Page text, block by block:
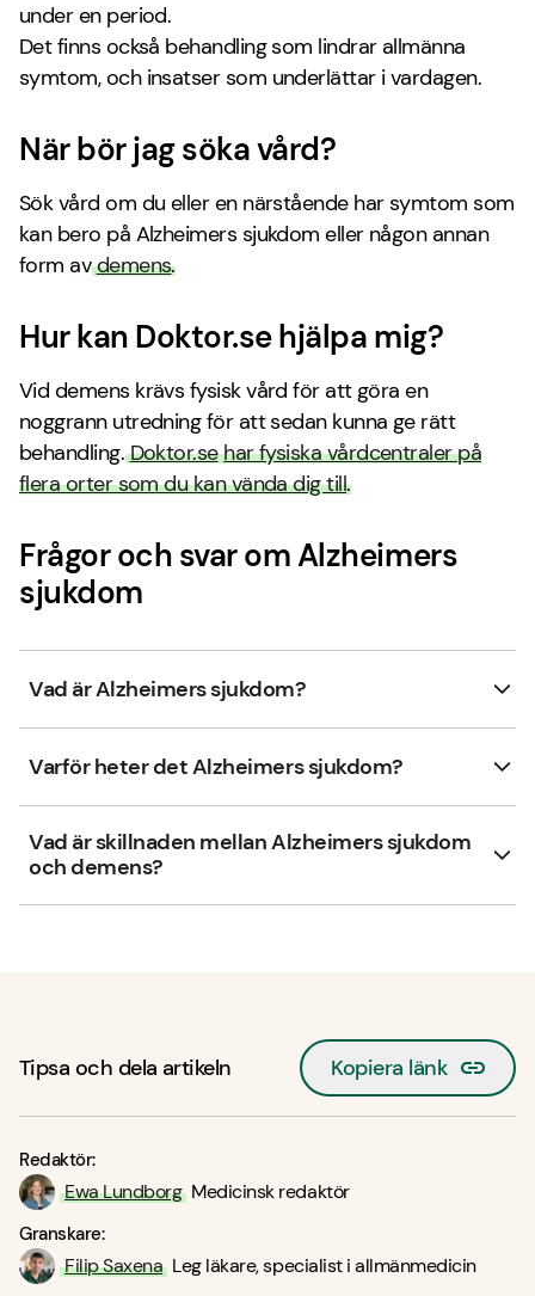
under en period.
Det finns också behandling som lindrar allmänna
symtom, och insatser som underlättar i vardagen.
När bör jag söka vård?
Sök vård om du eller en närstående har symtom som
kan bero på Alzheimers sjukdom eller någon annan
form avdemens.
Hur kan Doktor.se hjälpa mig?
Vid demens krävs fysisk vård för att göra en
noggrann utredning för att sedan kunna ge rätt
behandling.Doktor.sehar fysiska vårdcentraler på
flera orter som du kan vända dig till.
Frågor och svar om Alzheimers
sjukdom
Vad är Alzheimers sjukdom?
Varför heter det Alzheimers sjukdom?
Vad är skillnaden mellan Alzheimers sjukdom
och demens?
Tipsa och dela artikeln Kopiera länk
Redaktör:
Ewa Lundborg Medicinsk redaktör
Granskare:
Filip Saxena Leg läkare, specialist i allmänmedicin